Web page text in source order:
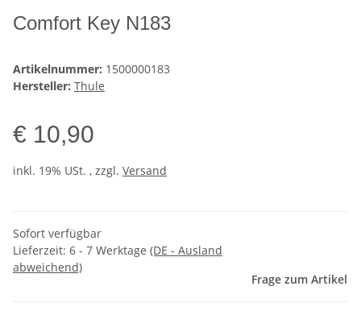
Comfort Key N183
Artikelnummer: 1500000183
Hersteller: Thule
€ 10,90
inkl. 19% USt. , zzgl. Versand
Sofort verfügbar
Lieferzeit: 6 - 7 Werktage (DE - Ausland
abweichend)
Frage zum Artikel